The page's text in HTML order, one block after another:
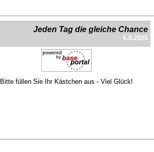
Jeden Tag die gleiche Chance
6.8.2026
Bitte füllen Sie Ihr Kästchen aus - Viel Glück!